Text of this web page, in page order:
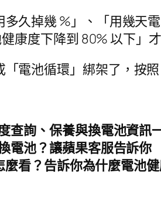
久掉幾 %」、「用幾天
康度下降到 80% 以下」
電池循環」綁架了，按
查詢、保養與換電池資訊
電池？讓蘋果客服告訴你
看？告訴你為什麼電池